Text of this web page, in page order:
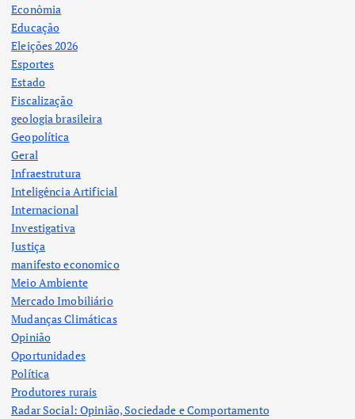
Econômia
Educação
Eleições 2026
Esportes
Estado
Fiscalização
geologia brasileira
Geopolítica
Geral
Infraestrutura
Inteligência Artificial
Internacional
Investigativa
Justiça
manifesto economico
Meio Ambiente
Mercado Imobiliário
Mudanças Climáticas
Opinião
Oportunidades
Política
Produtores rurais
Radar Social: Opinião, Sociedade e Comportamento